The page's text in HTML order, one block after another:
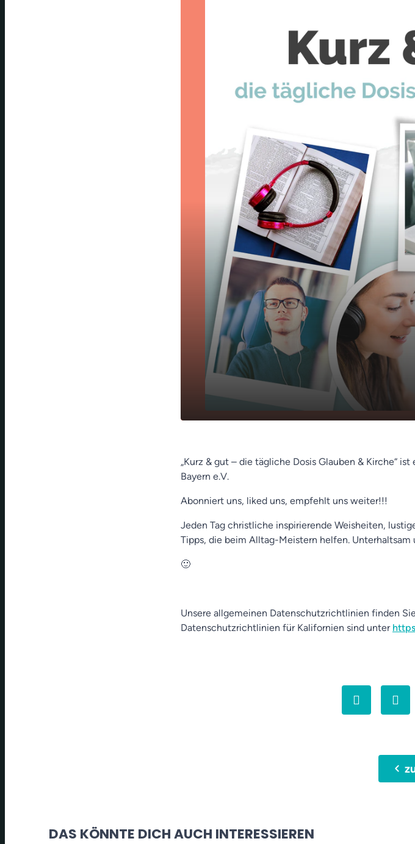
„Kurz & gut – die tägliche Dosis Glauben & Kirche“
Bayern e.V.
Abonniert uns, liked uns, empfehlt uns weiter!!!
Jeden Tag christliche inspirierende Weisheiten,
Tipps, die beim Alltag-Meistern helfen. Unterhaltsam
🙂
Unsere allgemeinen Datenschutzrichtlinien finden
Datenschutzrichtlinien für Kalifornien sind unter
chevron_left
DAS KÖNNTE DICH AUCH INTERESSIEREN